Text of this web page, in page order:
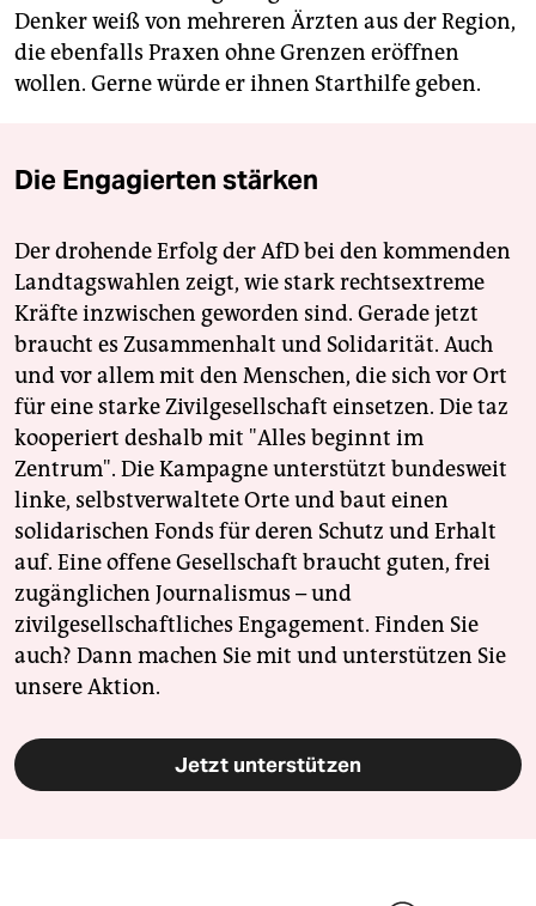
Denker weiß von mehreren Ärzten aus der Region,
die ebenfalls Praxen ohne Grenzen eröffnen
wollen. Gerne würde er ihnen Starthilfe geben.
Die Engagierten stärken
Der drohende Erfolg der AfD bei den kommenden
Landtagswahlen zeigt, wie stark rechtsextreme
Kräfte inzwischen geworden sind. Gerade jetzt
braucht es Zusammenhalt und Solidarität. Auch
und vor allem mit den Menschen, die sich vor Ort
für eine starke Zivilgesellschaft einsetzen. Die taz
kooperiert deshalb mit "Alles beginnt im
Zentrum". Die Kampagne unterstützt bundesweit
linke, selbstverwaltete Orte und baut einen
solidarischen Fonds für deren Schutz und Erhalt
auf. Eine offene Gesellschaft braucht guten, frei
zugänglichen Journalismus – und
zivilgesellschaftliches Engagement. Finden Sie
auch? Dann machen Sie mit und unterstützen Sie
unsere Aktion.
Jetzt unterstützen